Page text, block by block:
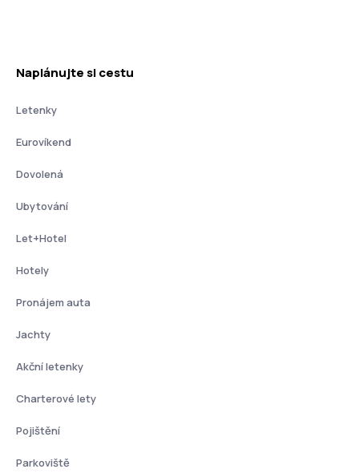
Naplánujte si cestu
Letenky
Eurovíkend
Dovolená
Ubytování
Let+Hotel
Hotely
Pronájem auta
Jachty
Akční letenky
Charterové lety
Pojištění
Parkoviště